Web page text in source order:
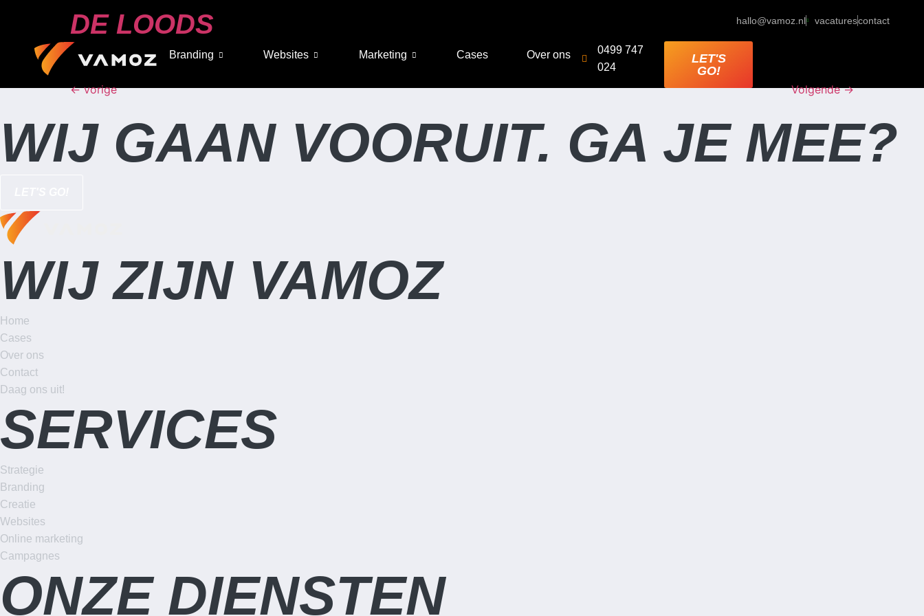
hallo@vamoz.nl vacaturescontact
Branding Websites Marketing Cases Over ons
0499 747
024
LET'S
GO!
DE LOODS
←vorige Volgende→
WIJ GAAN VOORUIT. GA JE MEE?
WIJ ZIJN VAMOZ
Home
Cases
Over ons
Contact
Daag ons uit!
SERVICES
Strategie
Branding
Creatie
Websites
Online marketing
Campagnes
ONZE DIENSTEN